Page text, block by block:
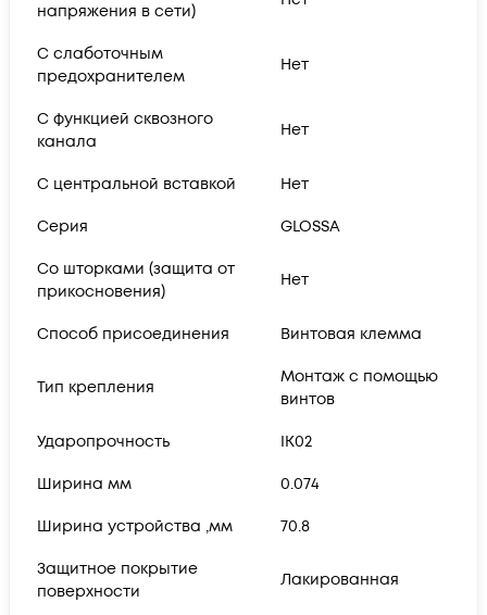
напряжения в сети)
С слаботочным
предохранителем
Нет
С функцией сквозного
канала
Нет
С центральной вставкой Нет
Серия GLOSSA
Со шторками (защита от
прикосновения)
Нет
Способ присоединения Винтовая клемма
Тип крепления
Монтаж с помощью
винтов
Ударопрочность IK02
Ширина мм 0.074
Ширина устройства ,мм 70.8
Защитное покрытие
поверхности
Лакированная